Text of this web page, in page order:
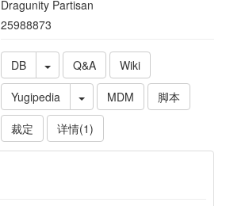
Dragunity Partisan
25988873
DB Q&A
Wiki
Yugipedia
MDM
脚本
裁定
详情(1)